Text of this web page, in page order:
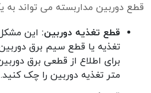
قطع دوربین مداربسته می تواند به
قطع تغذیه دوربین: این
تغذیه یا قطع سیم برق
برای اطلاع از قطعی برق
متر تغذیه دوربین را چک کنید.